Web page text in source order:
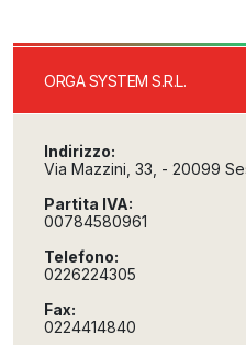
ORGA SYSTEM S.R.L.
Indirizzo:
Via Mazzini, 33, - 20099
Partita IVA:
00784580961
Telefono:
0226224305
Fax:
0224414840